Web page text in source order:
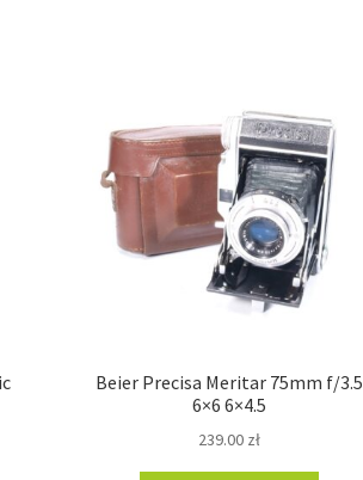
Beier Precisa Meritar 75mm f/3.5
6×6 6×4.5
239.00 zł